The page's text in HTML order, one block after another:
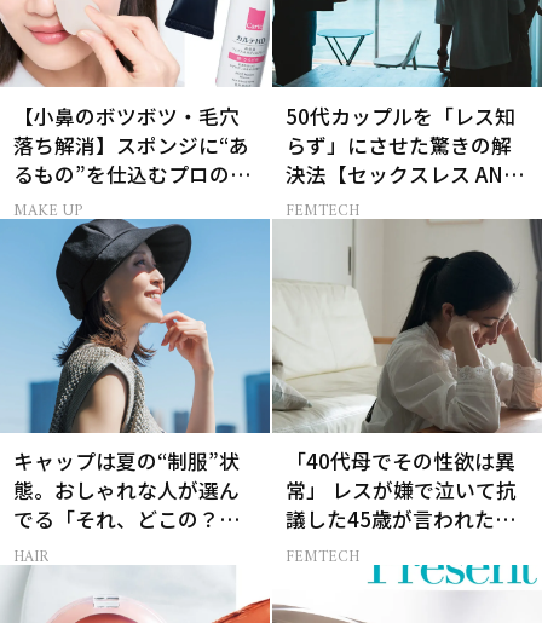
【小鼻のボツボツ・毛穴
落ち解消】スポンジに“あ
るもの”を仕込むプロの超
簡単メイクテク
MAKE UP
50代カップルを「レス知
らず」にさせた驚きの解
決法【セックスレス AND
THE CITY -女たちの告
FEMTECH
キャップは夏の“制服”状
態。おしゃれな人が選ん
でる「それ、どこの？」
と聞かれる100％完全遮光
のUV帽子とは？
HAIR
「40代母でその性欲は異
常」 レスが嫌で泣いて抗
議した45歳が言われた暴
言【セックスレス AND
THE CITY -女たちの告
白-】
FEMTECH